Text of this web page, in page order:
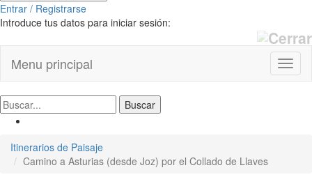
Entrar / Registrarse
Introduce tus datos para iniciar sesión:
Menu principal
Itinerarios de Paisaje
Camino a Asturias (desde Joz) por el Collado de Llaves